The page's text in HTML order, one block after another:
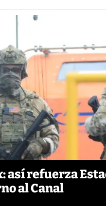
así refuerza
al Canal